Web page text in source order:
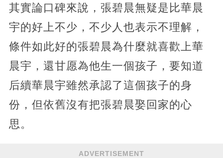
其實論口碑來說，張碧晨無疑是比華晨
宇的好上不少，不少人也表示不理解，
條件如此好的張碧晨為什麼就喜歡上華
晨宇，還甘愿為他生一個孩子，要知道
后續華晨宇雖然承認了這個孩子的身
份，但依舊沒有把張碧晨娶回家的心
思。
ADVERTISEMENT